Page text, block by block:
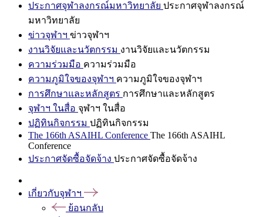
ประกาศจุฬาลงกรณ์มหาวิทยาลัย ประกาศจุฬาลงกรณ์
มหาวิทยาลัย
ข่าวจุฬาฯ ข่าวจุฬาฯ
งานวิจัยและนวัตกรรม งานวิจัยและนวัตกรรม
ความร่วมมือ ความร่วมมือ
ความภูมิใจของจุฬาฯ ความภูมิใจของจุฬาฯ
การศึกษาและหลักสูตร การศึกษาและหลักสูตร
จุฬาฯ ในสื่อ จุฬาฯ ในสื่อ
ปฏิทินกิจกรรม ปฏิทินกิจกรรม
The 166th ASAIHL Conference The 166th ASAIHL
Conference
ประกาศจัดซื้อจัดจ้าง ประกาศจัดซื้อจัดจ้าง
เกี่ยวกับจุฬาฯ
ย้อนกลับ